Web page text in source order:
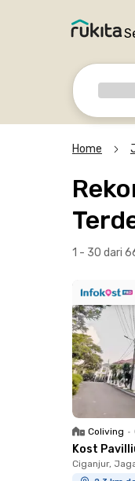
Home
1 - 30 dari
Coliving •
Kost
Ciganjur,